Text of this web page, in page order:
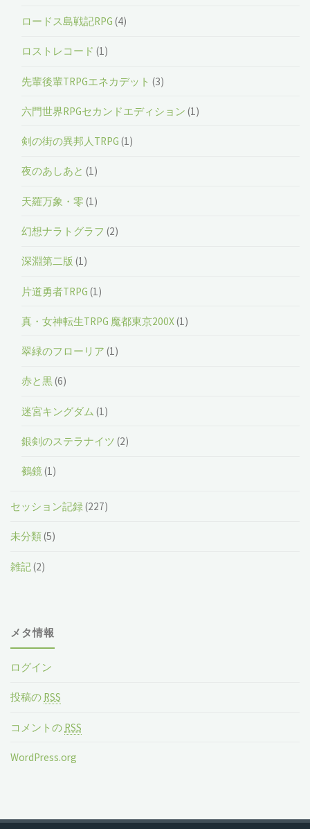
ロードス島戦記RPG (4)
ロストレコード (1)
先輩後輩TRPGエネカデット (3)
六門世界RPGセカンドエディション (1)
剣の街の異邦人TRPG (1)
夜のあしあと (1)
天羅万象・零 (1)
幻想ナラトグラフ (2)
深淵第二版 (1)
片道勇者TRPG (1)
真・女神転生TRPG 魔都東京200X(1)
翠緑のフローリア (1)
赤と黒(6)
迷宮キングダム (1)
銀剣のステラナイツ (2)
鵺鏡(1)
セッション記録(227)
未分類(5)
雑記(2)
メタ情報
ログイン
投稿の RSS
コメントの RSS
WordPress.org